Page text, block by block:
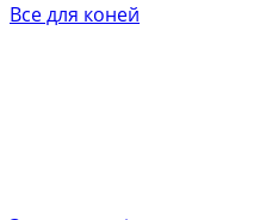
Все для коней